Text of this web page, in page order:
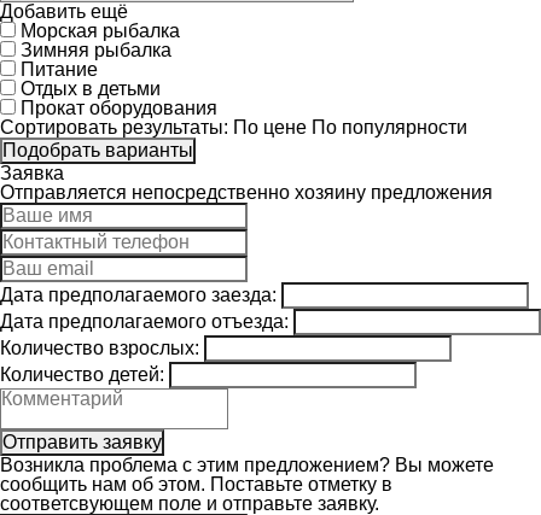
Добавить ещё
Морская рыбалка
Зимняя рыбалка
Питание
Отдых в детьми
Прокат оборудования
Сортировать результаты: По цене По популярности
Заявка
Отправляется непосредственно хозяину предложения
Дата предполагаемого заезда:
Дата предполагаемого отъезда:
Количество взрослых:
Количество детей:
Возникла проблема с этим предложением? Вы можете
сообщить нам об этом. Поставьте отметку в
соответсвующем поле и отправьте заявку.